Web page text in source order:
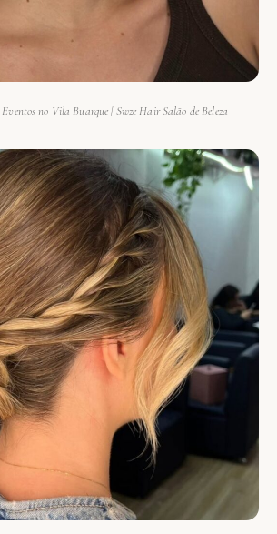
no Vila Buarque | Swze Hair Salão de Beleza